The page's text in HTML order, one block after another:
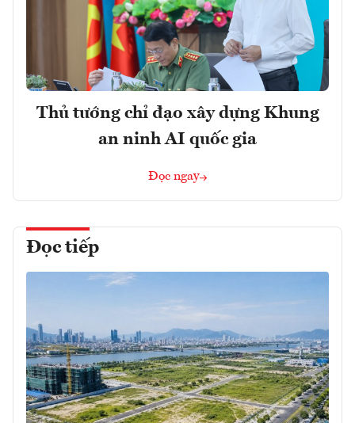
Thủ tướng chỉ đạo xây dựng Khung
an ninh AI quốc gia
Đọc ngay
Đọc tiếp